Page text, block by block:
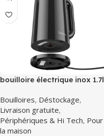
bouilloire électrique inox 1.7l
Bouilloires, Déstockage,
Livraison gratuite,
Périphériques & Hi Tech, Pour
la maison